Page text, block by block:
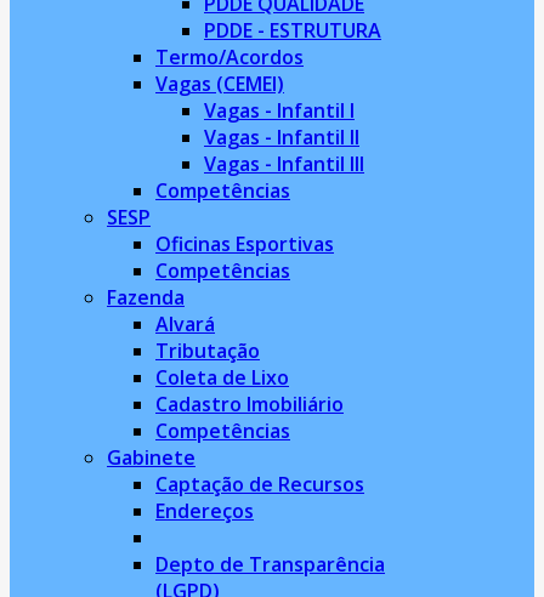
PDDE - ESTRUTURA
Termo/Acordos
Vagas (CEMEI)
Vagas - Infantil I
Vagas - Infantil II
Vagas - Infantil III
Competências
SESP
Oficinas Esportivas
Competências
Fazenda
Alvará
Tributação
Coleta de Lixo
Cadastro Imobiliário
Competências
Gabinete
Captação de Recursos
Endereços
Depto de Transparência
(LGPD)